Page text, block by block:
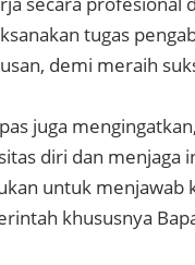
tugas
demi meraih
juga
diri dan menjaga
untuk menjawab
khususnya